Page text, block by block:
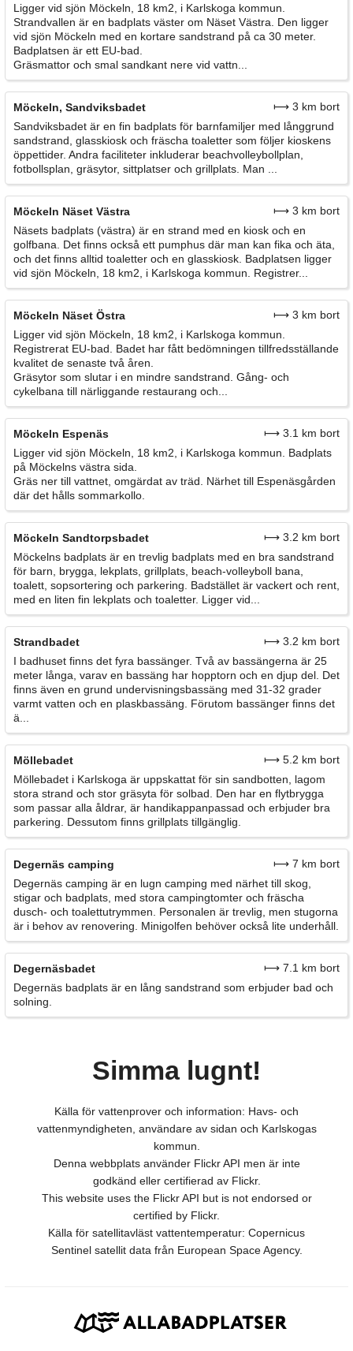
Ligger vid sjön Möckeln, 18 km2, i Karlskoga kommun.
Strandvallen är en badplats väster om Näset Västra. Den ligger
vid sjön Möckeln med en kortare sandstrand på ca 30 meter.
Badplatsen är ett EU-bad.
Gräsmattor och smal sandkant nere vid vattn...
Möckeln, Sandviksbadet
⟼ 3 km bort
Sandviksbadet är en fin badplats för barnfamiljer med långgrund
sandstrand, glasskiosk och fräscha toaletter som följer kioskens
öppettider. Andra faciliteter inkluderar beachvolleybollplan,
fotbollsplan, gräsytor, sittplatser och grillplats. Man ...
Möckeln Näset Västra
⟼ 3 km bort
Näsets badplats (västra) är en strand med en kiosk och en
golfbana. Det finns också ett pumphus där man kan fika och äta,
och det finns alltid toaletter och en glasskiosk. Badplatsen ligger
vid sjön Möckeln, 18 km2, i Karlskoga kommun. Registrer...
Möckeln Näset Östra
⟼ 3 km bort
Ligger vid sjön Möckeln, 18 km2, i Karlskoga kommun.
Registrerat EU-bad. Badet har fått bedömningen tillfredsställande
kvalitet de senaste två åren.
Gräsytor som slutar i en mindre sandstrand. Gång- och
cykelbana till närliggande restaurang och...
Möckeln Espenäs
⟼ 3.1 km bort
Ligger vid sjön Möckeln, 18 km2, i Karlskoga kommun. Badplats
på Möckelns västra sida.
Gräs ner till vattnet, omgärdat av träd. Närhet till Espenäsgården
där det hålls sommarkollo.
Möckeln Sandtorpsbadet
⟼ 3.2 km bort
Möckelns badplats är en trevlig badplats med en bra sandstrand
för barn, brygga, lekplats, grillplats, beach-volleyboll bana,
toalett, sopsortering och parkering. Badstället är vackert och rent,
med en liten fin lekplats och toaletter. Ligger vid...
Strandbadet
⟼ 3.2 km bort
I badhuset finns det fyra bassänger. Två av bassängerna är 25
meter långa, varav en bassäng har hopptorn och en djup del. Det
finns även en grund undervisningsbassäng med 31-32 grader
varmt vatten och en plaskbassäng. Förutom bassänger finns det
ä...
Möllebadet
⟼ 5.2 km bort
Möllebadet i Karlskoga är uppskattat för sin sandbotten, lagom
stora strand och stor gräsyta för solbad. Den har en flytbrygga
som passar alla åldrar, är handikappanpassad och erbjuder bra
parkering. Dessutom finns grillplats tillgänglig.
Degernäs camping
⟼ 7 km bort
Degernäs camping är en lugn camping med närhet till skog,
stigar och badplats, med stora campingtomter och fräscha
dusch- och toalettutrymmen. Personalen är trevlig, men stugorna
är i behov av renovering. Minigolfen behöver också lite underhåll.
Degernäsbadet
⟼ 7.1 km bort
Degernäs badplats är en lång sandstrand som erbjuder bad och
solning.
Simma lugnt!
Källa för vattenprover och information: Havs- och
vattenmyndigheten, användare av sidan och Karlskogas
kommun.
Denna webbplats använder Flickr API men är inte
godkänd eller certifierad av Flickr.
This website uses the Flickr API but is not endorsed or
certified by Flickr.
Källa för satellitavläst vattentemperatur: Copernicus
Sentinel satellit data från European Space Agency.